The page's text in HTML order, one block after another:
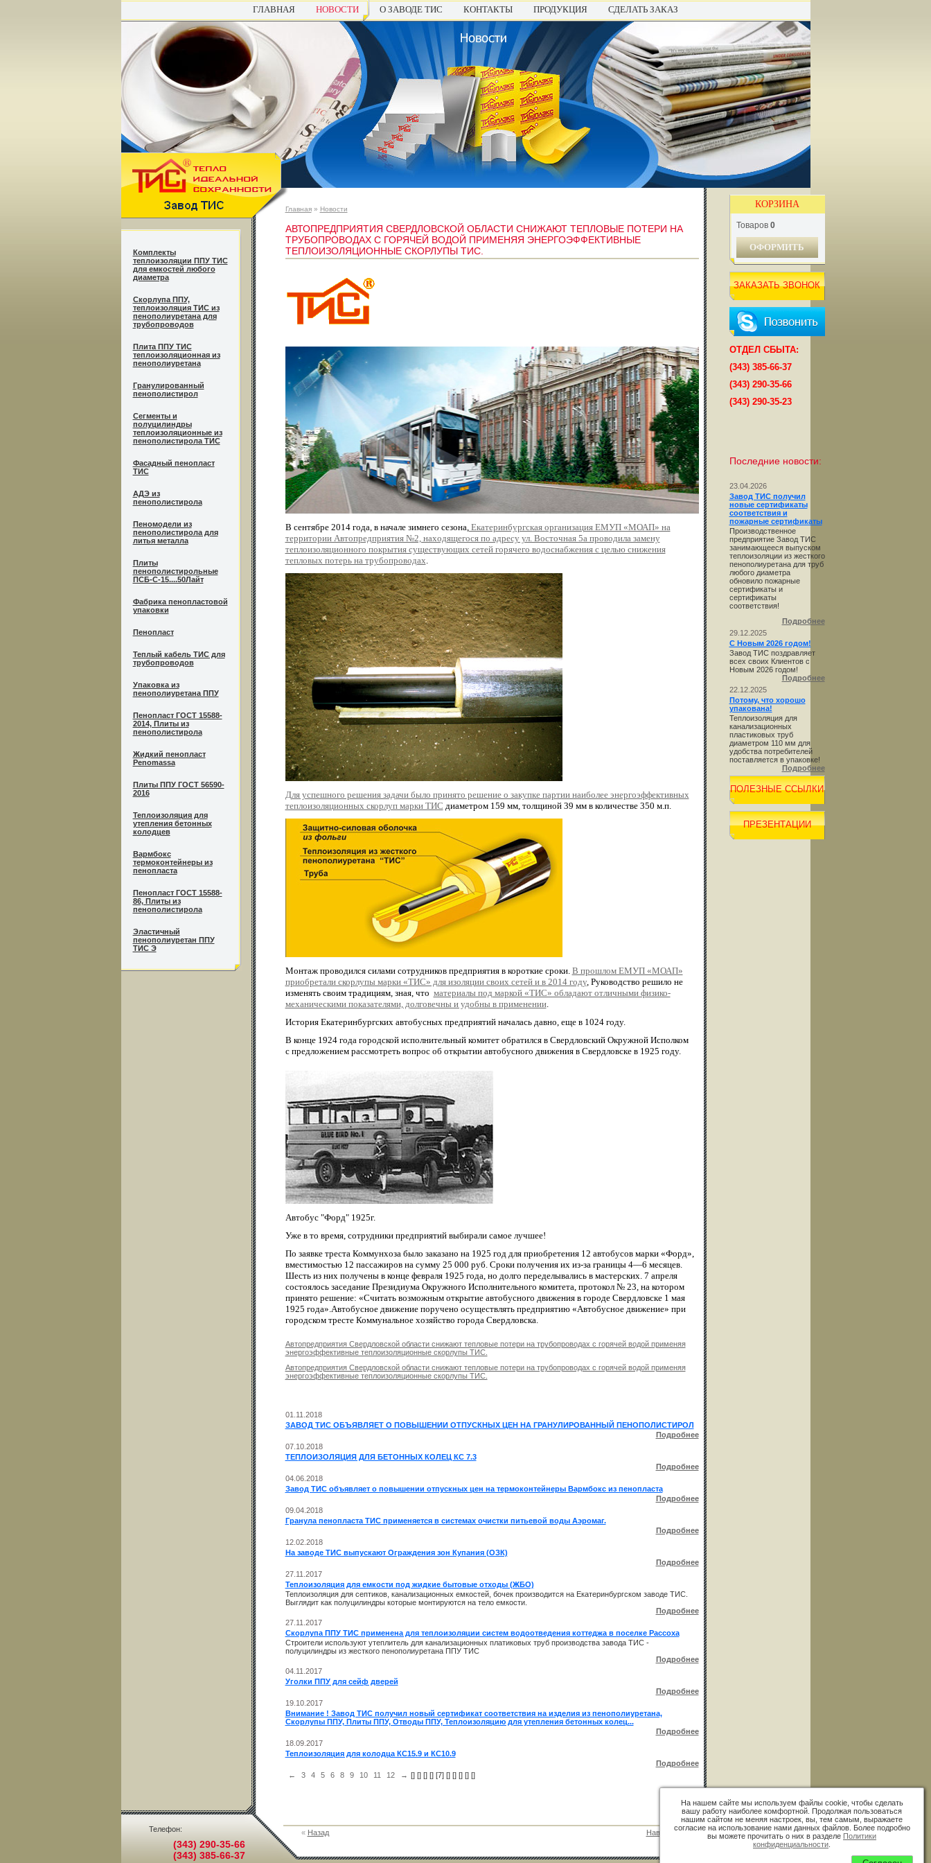
ГЛАВНАЯ НОВОСТИ О ЗАВОДЕ ТИС КОНТАКТЫ ПРОДУКЦИЯ СДЕЛАТЬ ЗАКАЗ
Комплекты
теплоизоляции ППУ ТИС
для емкостей любого
диаметра
Cкорлупа ППУ,
теплоизоляция ТИС из
пенополиуретана для
трубопроводов
Плита ППУ ТИС
теплоизоляционная из
пенополиуретана
Гранулированный
пенополистирол
Сегменты и
полуцилиндры
теплоизоляционные из
пенополистирола ТИС
Фасадный пенопласт
ТИС
АДЭ из
пенополистирола
Пеномодели из
пенополистирола для
литья металла
Плиты
пенополистирольные
ПСБ-С-15....50Лайт
Фабрика пенопластовой
упаковки
Пенопласт
Теплый кабель ТИС для
трубопроводов
Упаковка из
пенополиуретана ППУ
Пенопласт ГОСТ 15588-
2014, Плиты из
пенополистирола
Жидкий пенопласт
Penomassa
Плиты ППУ ГОСТ 56590-
2016
Теплоизоляция для
утепления бетонных
колодцев
Вармбокс
термоконтейнеры из
пенопласта
Пенопласт ГОСТ 15588-
86, Плиты из
пенополистирола
Эластичный
пенополиуретан ППУ
ТИС Э
Главная» Новости
АВТОПРЕДПРИЯТИЯ СВЕРДЛОВСКОЙ ОБЛАСТИ СНИЖАЮТ ТЕПЛОВЫЕ ПОТЕРИ НА
ТРУБОПРОВОДАХ С ГОРЯЧЕЙ ВОДОЙ ПРИМЕНЯЯ ЭНЕРГОЭФФЕКТИВНЫЕ
ТЕПЛОИЗОЛЯЦИОННЫЕ СКОРЛУПЫ ТИС.
В сентябре 2014 года, в начале зимнего сезона,Екатеринбургская организация ЕМУП «МОАП» на
территории Автопредприятия №2, находящегося по адресу ул. Восточная 5а проводила замену
теплоизоляционного покрытия существующих сетей горячего водоснабжения с целью снижения
тепловых потерь на трубопроводах.
Для успешного решения задачи было принято решение о закупке партии наиболее энергоэффективных
теплоизоляционных скорлуп марки ТИС диаметром 159 мм, толщиной 39 мм в количестве 350 м.п.
Монтаж проводился силами сотрудников предприятия в короткие сроки. В прошлом ЕМУП «МОАП»
приобретали скорлупы марки «ТИС» для изоляции своих сетей и в 2014 году, Руководство решило не
изменять своим традициям, зная, что материалы под маркой «ТИС» обладают отличными физико-
механическими показателями, долговечны и удобны в применении.
История Екатеринбургских автобусных предприятий началась давно, еще в 1024 году.
В конце 1924 года городской исполнительный комитет обратился в Свердловский Окружной Исполком
с предложением рассмотреть вопрос об открытии автобусного движения в Свердловске в 1925 году.
Автобус "Форд" 1925г.
Уже в то время, сотрудники предприятий выбирали самое лучшее!
По заявке треста Коммунхоза было заказано на 1925 год для приобретения 12 автобусов марки «Форд»,
вместимостью 12 пассажиров на сумму 25 000 руб. Сроки получения их из-за границы 4—6 месяцев.
Шесть из них получены в конце февраля 1925 года, но долго переделывались в мастерских. 7 апреля
состоялось заседание Президиума Окружного Исполнительного комитета, протокол № 23, на котором
принято решение: «Считать возможным открытие автобусного движения в городе Свердловске 1 мая
1925 года».Автобусное движение поручено осуществлять предприятию «Автобусное движение» при
городском тресте Коммунальное хозяйство города Свердловска.
Автопредприятия Свердловской области снижают тепловые потери на трубопроводах с горячей водой применяя
энергоэффективные теплоизоляционные скорлупы ТИС.
Автопредприятия Свердловской области снижают тепловые потери на трубопроводах с горячей водой применяя
энергоэффективные теплоизоляционные скорлупы ТИС.
01.11.2018
ЗАВОД ТИС ОБЪЯВЛЯЕТ О ПОВЫШЕНИИ ОТПУСКНЫХ ЦЕН НА ГРАНУЛИРОВАННЫЙ ПЕНОПОЛИСТИРОЛ
Подробнее
07.10.2018
ТЕПЛОИЗОЛЯЦИЯ ДЛЯ БЕТОННЫХ КОЛЕЦ КС 7.3
Подробнее
04.06.2018
Завод ТИС объявляет о повышении отпускных цен на термоконтейнеры Вармбокс из пенопласта
Подробнее
09.04.2018
Гранула пенопласта ТИС применяется в системах очистки питьевой воды Аэромаг.
Подробнее
12.02.2018
На заводе ТИС выпускают Ограждения зон Купания (ОЗК)
Подробнее
27.11.2017
Теплоизоляция для емкости под жидкие бытовые отходы (ЖБО)
Теплоизоляция для септиков, канализационных емкостей, бочек производится на Екатеринбургском заводе ТИС.
Выглядит как полуцилиндры которые монтируются на тело емкости.
Подробнее
27.11.2017
Скорлупа ППУ ТИС применена для теплоизоляции систем водоотведения коттеджа в поселке Рассоха
Строители используют утеплитель для канализационных платиковых труб производства завода ТИС -
полуцилиндры из жесткого пенополиуретана ППУ ТИС
Подробнее
04.11.2017
Уголки ППУ для сейф дверей
Подробнее
19.10.2017
Внимание ! Завод ТИС получил новый сертификат соответствия на изделия из пенополиуретана,
Скорлупы ППУ, Плиты ППУ, Отводы ППУ, Теплоизоляцию для утепления бетонных колец...
Подробнее
18.09.2017
Теплоизоляция для колодца КС15.9 и КС10.9
Подробнее
←
[
3 ] [
4 ] [
5 ] [
6 ] [7] [
8 ] [
9 ] [
10 ] [
11 ] [
12 ]
→
КОРЗИНА
Товаров 0
ОФОРМИТЬ
ЗАКАЗАТЬ ЗВОНОК
ОТДЕЛ СБЫТА:
(343) 385-66-37
(343) 290-35-66
(343) 290-35-23
Последние новости:
23.04.2026
Завод ТИС получил
новые сертификаты
соответствия и
пожарные сертификаты
Производственное
предприятие Завод ТИС
занимающееся выпуском
теплоизоляции из жесткого
пенополиуретана для труб
любого диаметра
обновило пожарные
сертификаты и
сертификаты
соответствия!
Подробнее
29.12.2025
С Новым 2026 годом!
Завод ТИС поздравляет
всех своих Клиентов с
Новым 2026 годом!
Подробнее
22.12.2025
Потому, что хорошо
упакована!
Теплоизоляция для
канализационных
пластиковых труб
диаметром 110 мм для
удобства потребителей
поставляется в упаковке!
Подробнее
ПОЛЕЗНЫЕ ССЫЛКИ
ПРЕЗЕНТАЦИИ
Телефон:
(343) 290-35-66
(343) 385-66-37
« Назад Наверх »
На нашем сайте мы используем файлы cookie, чтобы сделать
вашу работу наиболее комфортной. Продолжая пользоваться
нашим сайтом не меняя настроек, вы, тем самым, выражаете
согласие на использование нами данных файлов. Более подробно
вы можете прочитать о них в разделе Политики
конфиденциальности